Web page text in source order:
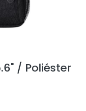
/ Poliéster